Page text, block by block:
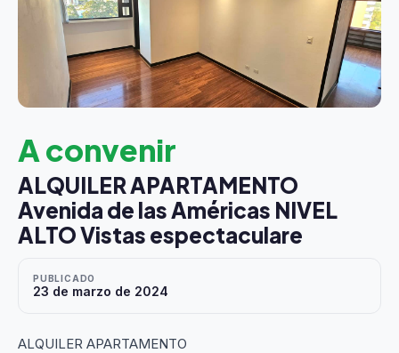
A convenir
ALQUILER APARTAMENTO
Avenida de las Américas NIVEL
ALTO Vistas espectaculare
PUBLICADO
23 de marzo de 2024
ALQUILER APARTAMENTO